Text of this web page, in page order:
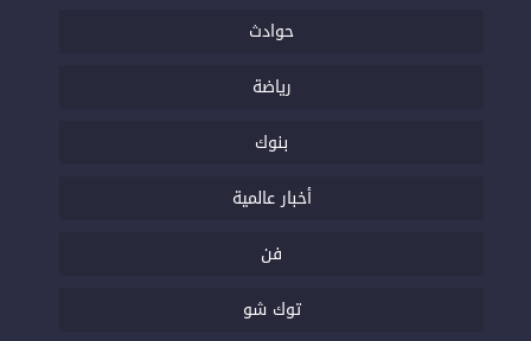
حوادث
رياضة
بنوك
أخبار عالمية
فن
توك شو